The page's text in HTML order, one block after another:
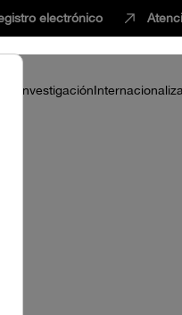
electrónico
Investigación